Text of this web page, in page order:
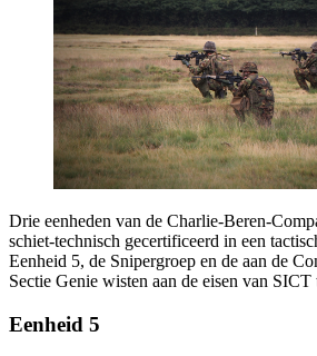
Drie eenheden van de Charlie-Beren-
schiet-technisch gecertificeerd in een
Eenheid 5, de Snipergroep en de aan de
Sectie Genie wisten aan de eisen van SICT
Eenheid 5